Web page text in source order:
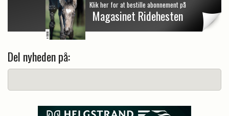
Klik her for at bestille abonnement på
Magasinet Ridehesten
Del nyheden på: